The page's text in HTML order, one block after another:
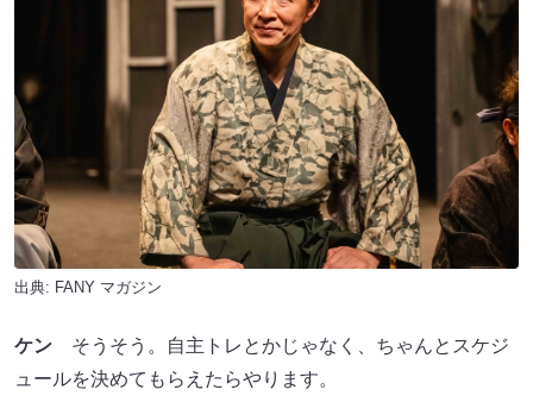
出典: FANY マガジン
ケン そうそう。自主トレとかじゃなく、ちゃんとスケジ
ュールを決めてもらえたらやります。